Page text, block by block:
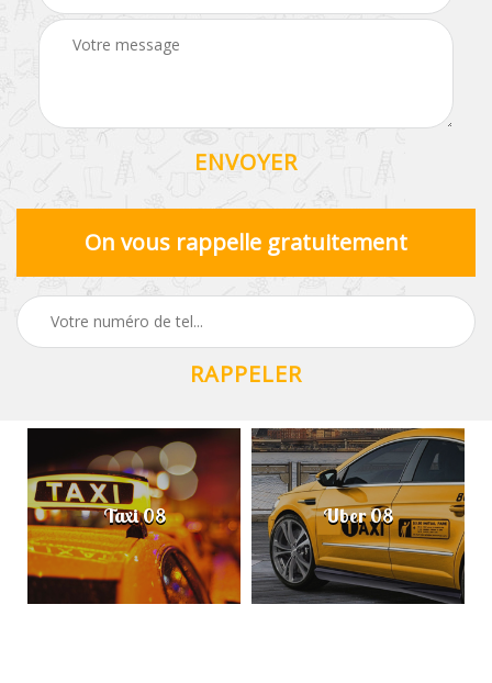
On vous rappelle gratuitement
Taxi 08 Uber 08